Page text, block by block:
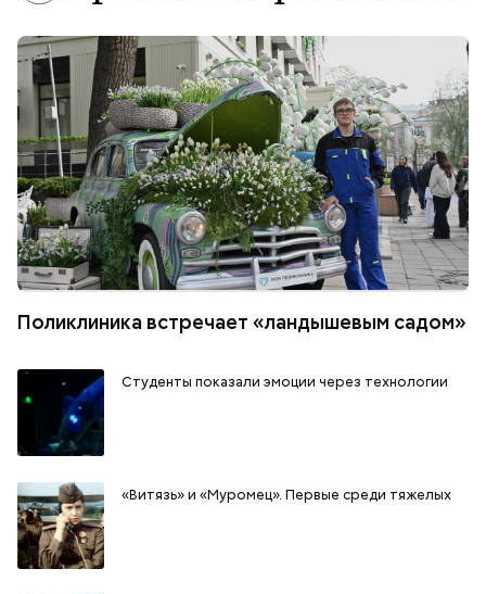
Поликлиника встречает «ландышевым садом»
Студенты показали эмоции через технологии
«Витязь» и «Муромец». Первые среди тяжелых